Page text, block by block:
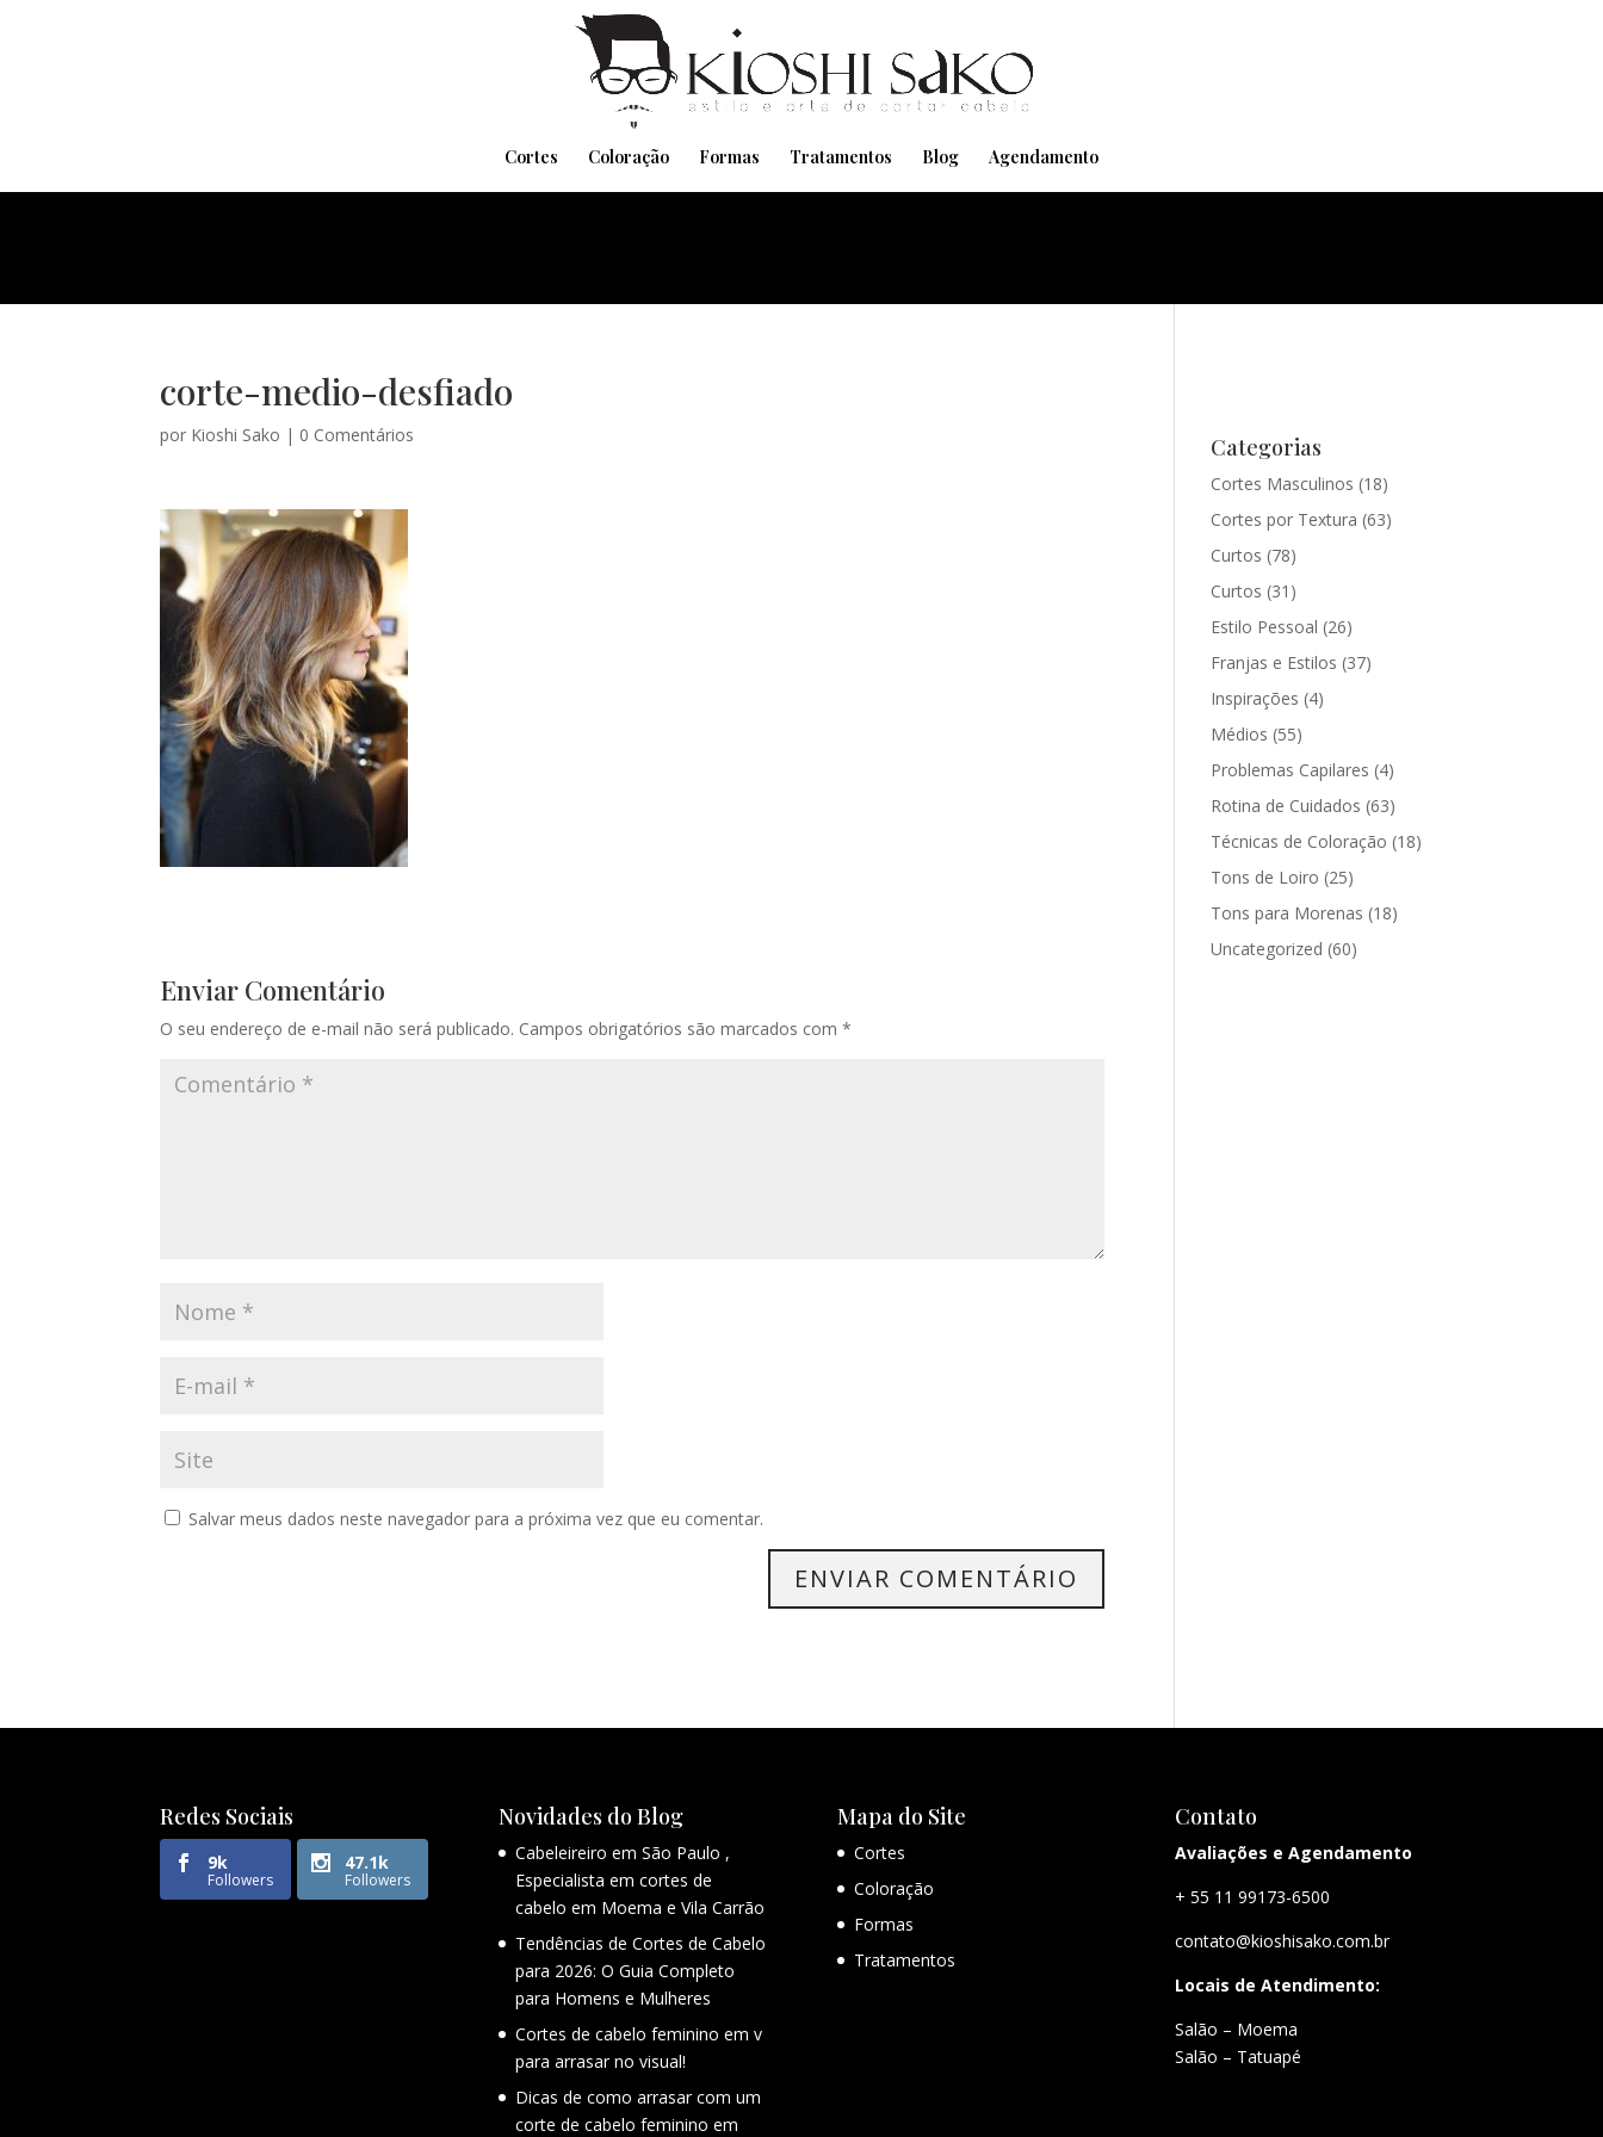
Cortes Coloração Formas Tratamentos Blog Agendamento
corte-medio-desfiado
por Kioshi Sako | 0 Comentários
Enviar Comentário
O seu endereço de e-mail não será publicado. Campos obrigatórios são marcados com*
Salvar meus dados neste navegador para a próxima vez que eu comentar.
Categorias
Cortes Masculinos (18)
Cortes por Textura (63)
Curtos (78)
Curtos (31)
Estilo Pessoal (26)
Franjas e Estilos (37)
Inspirações (4)
Médios (55)
Problemas Capilares (4)
Rotina de Cuidados (63)
Técnicas de Coloração (18)
Tons de Loiro (25)
Tons para Morenas (18)
Uncategorized (60)
Redes Sociais
9k
Followers
47.1k
Followers
Novidades do Blog
Cabeleireiro em São Paulo ,
Especialista em cortes de
cabelo em Moema e Vila Carrão
Tendências de Cortes de Cabelo
para 2026: O Guia Completo
para Homens e Mulheres
Cortes de cabelo feminino em v
para arrasar no visual!
Dicas de como arrasar com um
corte de cabelo feminino em
Mapa do Site
Cortes
Coloração
Formas
Tratamentos
Contato
Avaliações e Agendamento
+ 55 11 99173-6500
contato@kioshisako.com.br
Locais de Atendimento:
Salão – Moema
Salão – Tatuapé
Pensando em transformar seu Visual??
Agende pelo Whatsapp